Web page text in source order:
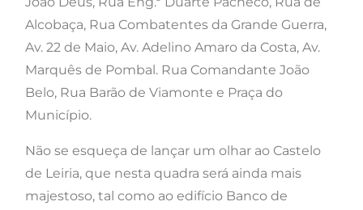
Alcobaça, Rua Combatentes da Grande Guerra,
Av. 22 de Maio, Av. Adelino Amaro da Costa, Av.
Marquês de Pombal. Rua Comandante João
Belo, Rua Barão de Viamonte e Praça do
Município.
Não se esqueça de lançar um olhar ao Castelo
de Leiria, que nesta quadra será ainda mais
majestoso, tal como ao edifício Banco de